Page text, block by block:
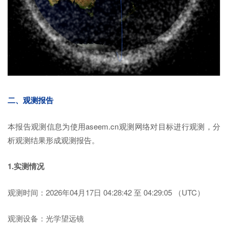
二、观测报告
本报告观测信息为使用aseem.cn观测网络对目标进行观测，分
析观测结果形成观测报告。
1.实测情况
观测时间：2026年04月17日 04:28:42 至 04:29:05 （UTC）
观测设备：光学望远镜